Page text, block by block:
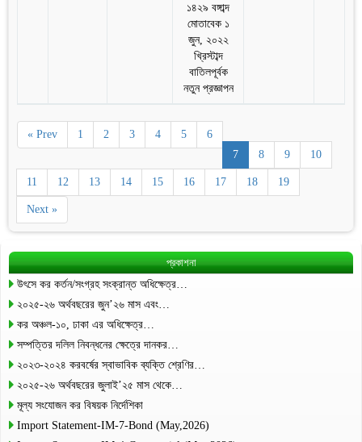
১৪২৯ বঙ্গাব্দ
মোতাবেক ১
জুন, ২০২২
খ্রিস্টাব্দ
বাতিলপূর্বক
নতুন প্রজ্ঞাপন
« Prev 1 2 3 4 5
6
7
8 9 10
11 12 13 14 15 16 17 18 19
Next »
প্রকাশনা
উৎসে কর কর্তন/সংগ্রহ সংক্রান্ত অধিক্ষেত্র…
২০২৫-২৬ অর্থবছরের জুন’২৬ মাস এবং…
কর অঞ্চল-১০, ঢাকা এর অধিক্ষেত্র…
সম্পত্তির দলিল নিবন্ধনের ক্ষেত্রে দানকর…
২০২৩-২০২৪ করবর্ষের স্বাভাবিক ব্যক্তি শ্রেণির…
২০২৫-২৬ অর্থবছরের জুলাই’২৫ মাস থেকে…
মূল্য সংযোজন কর বিষয়ক নির্দেশিকা
Import Statement-IM-7-Bond (May,2026)